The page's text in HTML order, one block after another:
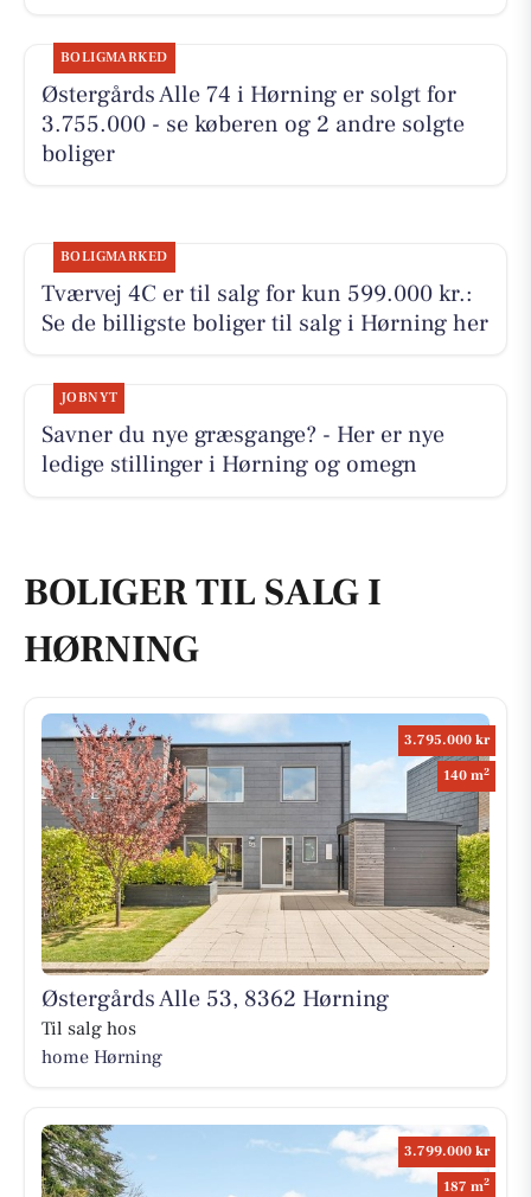
BOLIGMARKED
Østergårds Alle 74 i Hørning er solgt for
3.755.000 - se køberen og 2 andre solgte
boliger
BOLIGMARKED
Tværvej 4C er til salg for kun 599.000 kr.:
Se de billigste boliger til salg i Hørning her
JOBNYT
Savner du nye græsgange? - Her er nye
ledige stillinger i Hørning og omegn
BOLIGER TIL SALG I
HØRNING
3.795.000 kr
140 m2
Østergårds Alle 53, 8362 Hørning
Til salg hos
home Hørning
3.799.000 kr
187 m2